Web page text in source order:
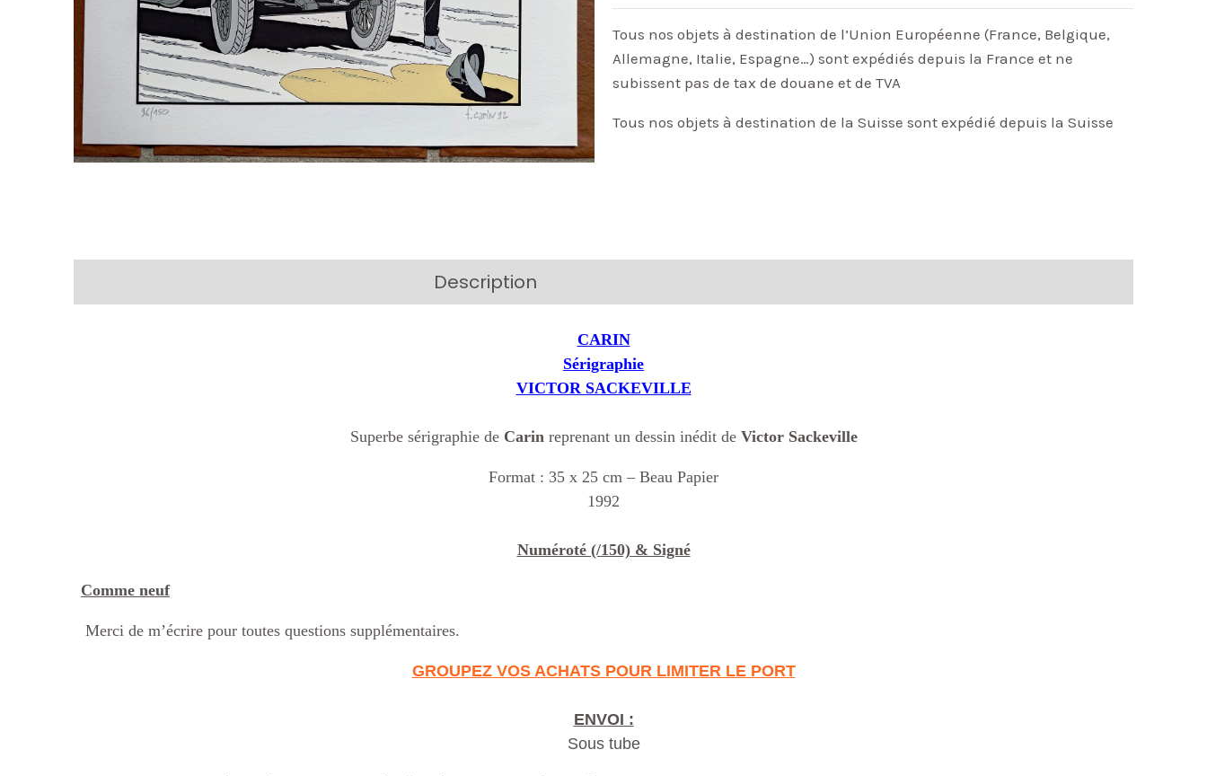
Tous nos objets à destination de l’Union Européenne (France, Belgique,
Allemagne, Italie, Espagne…) sont expédiés depuis la France et ne
subissent pas de tax de douane et de TVA
Tous nos objets à destination de la Suisse sont expédié depuis la Suisse
Description
CARIN
Sérigraphie
VICTOR SACKEVILLE
Superbe sérigraphie deCarin reprenant un dessin inédit de Victor Sackeville
Format : 35 x 25 cm – Beau Papier
1992
Numéroté (/150) & Signé
Comme neuf
Merci de m’écrire pour toutes questions supplémentaires.
GROUPEZ VOS ACHATS POUR LIMITER LE PORT
ENVOI :
Sous tube